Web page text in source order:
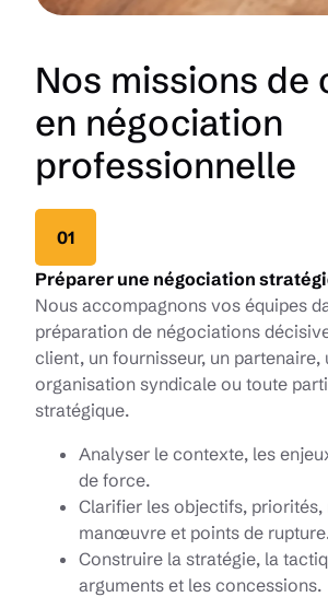
Nos missions de
en négociation
professionnelle
01
Préparer une négociation
Nous accompagnons vos équipes
préparation de négociations
client, un fournisseur, un partenaire,
organisation syndicale ou toute
stratégique.
Analyser le contexte, les
de force.
Clarifier les objectifs, priorités,
manœuvre et points de
Construire la stratégie, la
arguments et les concessions.